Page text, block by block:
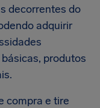
decorrentes do
adquirir
produtos
compra e tire